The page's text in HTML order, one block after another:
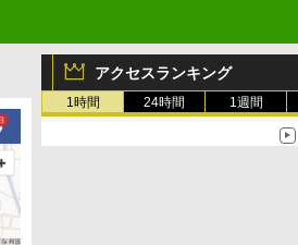
アクセスランキング
1時間 24時間 1週間